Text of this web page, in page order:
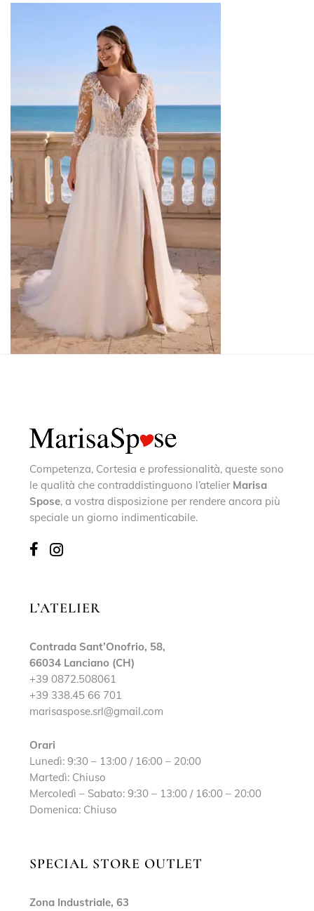
Competenza, Cortesia e professionalità, queste sono
le qualità che contraddistinguono l’atelier Marisa
Spose, a vostra disposizione per rendere ancora più
speciale un giorno indimenticabile.
L’ATELIER
Contrada Sant’Onofrio, 58,
66034 Lanciano (CH)
+39 0872.508061
+39 338.45 66 701
marisaspose.srl@gmail.com
Orari
Lunedì: 9:30 – 13:00 / 16:00 – 20:00
Martedì: Chiuso
Mercoledì – Sabato: 9:30 – 13:00 / 16:00 – 20:00
Domenica: Chiuso
SPECIAL STORE OUTLET
Zona Industriale, 63